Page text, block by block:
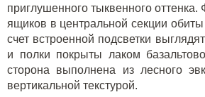
приглушенного тыквенного
ящиков в центральной секции
счет встроенной подсветки
и полки покрыты лаком
сторона выполнена из лесного
вертикальной текстурой.